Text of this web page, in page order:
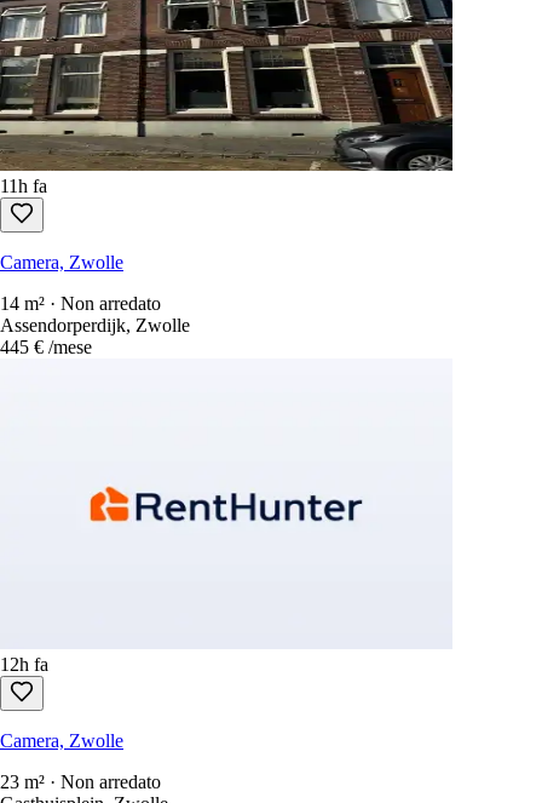
11h fa
Camera, Zwolle
14 m² · Non arredato
Assendorperdijk, Zwolle
445 € /mese
12h fa
Camera, Zwolle
23 m² · Non arredato